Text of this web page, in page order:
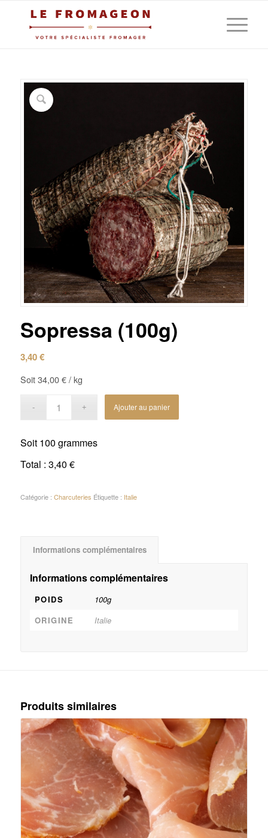
Sopressa (100g)
3,40€
Soit34,00€/ kg
Ajouter au panier
Soit 100 grammes
Total : 3,40 €
Catégorie : Charcuteries Étiquette : Italie
Informations complémentaires
Informations complémentaires
POIDS
100g
ORIGINE
Italie
Produits similaires